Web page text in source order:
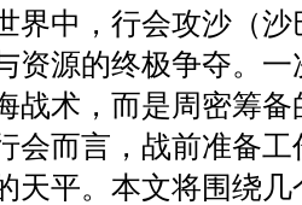
界中，行会攻沙（
资源的终极争夺。
战术，而是周密筹
会而言，战前准备
天平。本文将围绕